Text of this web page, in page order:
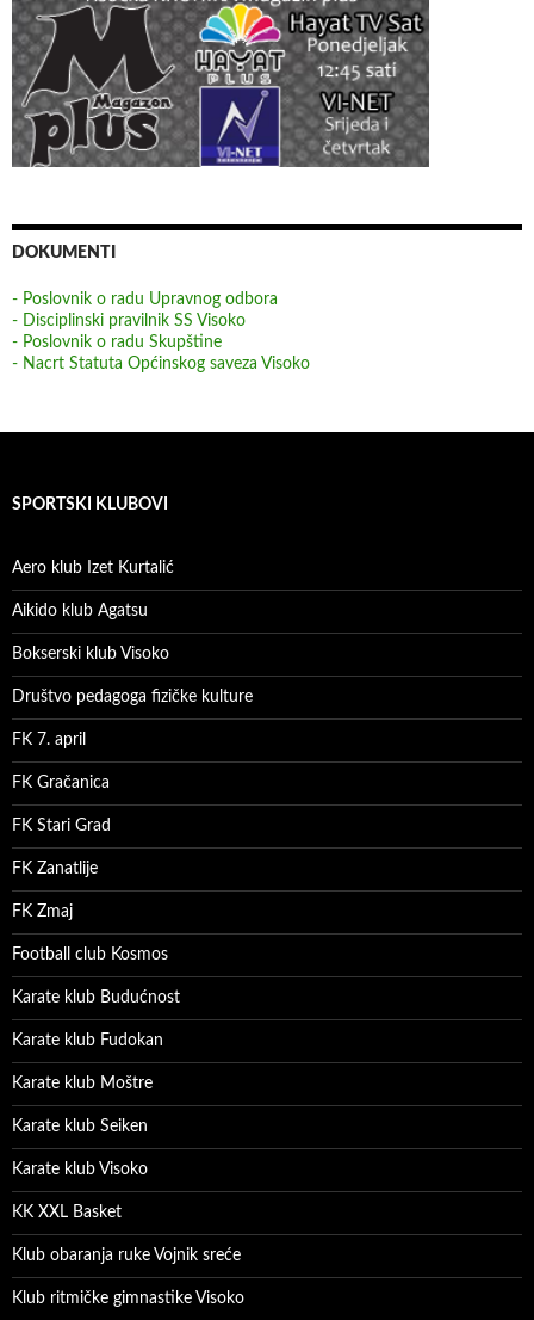
DOKUMENTI
- Poslovnik o radu Upravnog odbora
- Disciplinski pravilnik SS Visoko
- Poslovnik o radu Skupštine
- Nacrt Statuta Općinskog saveza Visoko
SPORTSKI KLUBOVI
Aero klub Izet Kurtalić
Aikido klub Agatsu
Bokserski klub Visoko
Društvo pedagoga fizičke kulture
FK 7. april
FK Gračanica
FK Stari Grad
FK Zanatlije
FK Zmaj
Football club Kosmos
Karate klub Budućnost
Karate klub Fudokan
Karate klub Moštre
Karate klub Seiken
Karate klub Visoko
KK XXL Basket
Klub obaranja ruke Vojnik sreće
Klub ritmičke gimnastike Visoko